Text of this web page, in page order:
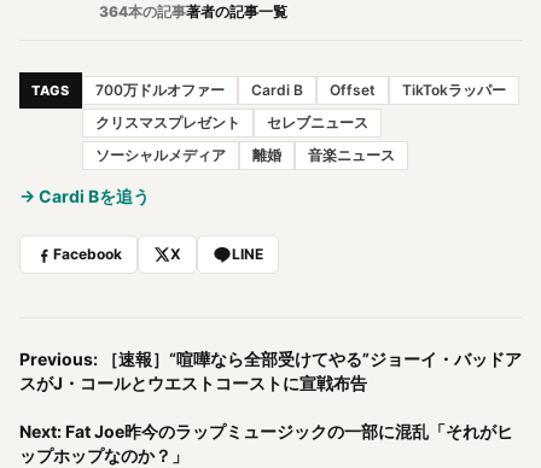
364本の記事著者の記事一覧
TAGS 700万ドルオファー Cardi B Offset
TikTokラッパー
クリスマスプレゼント
セレブニュース
ソーシャルメディア
離婚 音楽ニュース
→ Cardi Bを追う
Facebook X LINE
Previous: ［速報］“喧嘩なら全部受けてやる”ジョーイ・バッドア
スがJ・コールとウエストコーストに宣戦布告
Next: Fat Joe昨今のラップミュージックの一部に混乱「それがヒ
ップホップなのか？」